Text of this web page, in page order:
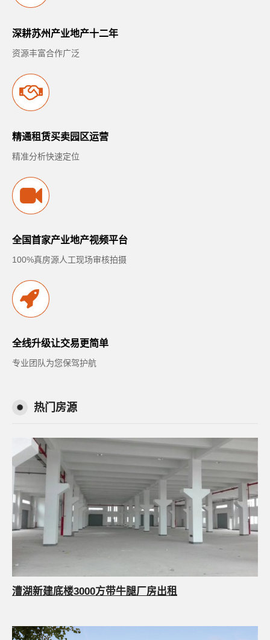
深耕苏州产业地产十二年
资源丰富合作广泛
精通租赁买卖园区运营
精准分析快速定位
全国首家产业地产视频平台
100%真房源人工现场审核拍摄
全线升级让交易更简单
专业团队为您保驾护航
热门房源
漕湖新建底楼3000方带牛腿厂房出租